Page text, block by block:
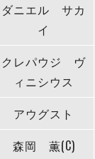
阪
北九州
FOLLOW US!
ダニエル サカ
イ
クレパウジ ヴ
ィニシウス
アウグスト
森岡 薫(C)